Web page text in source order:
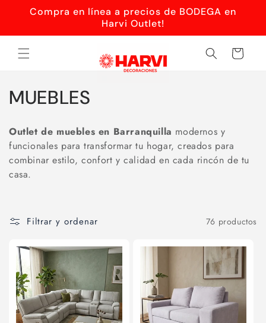
directamente
Compra en línea a precios de BODEGA en
Harvi Outlet!
Carrito
C
l
e
c
ó
n
MUEBLES
Outlet de muebles en Barranquilla modernos y
funcionales para transformar tu hogar, creados para
combinar estilo, confort y calidad en cada rincón de tu
casa.
Filtrar y ordenar 76 productos